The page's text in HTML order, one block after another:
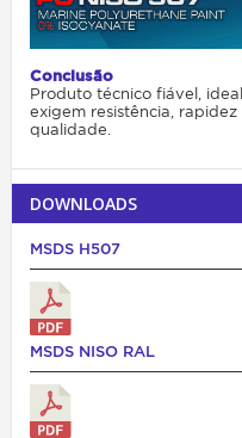
Conclusão
Produto técnico fiável,
exigem resistência,
qualidade.
DOWNLOADS
MSDS H507
MSDS NISO RAL